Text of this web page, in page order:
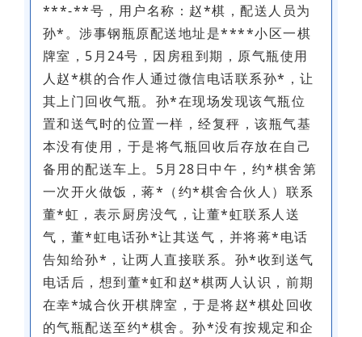
***-**号，用户名称：赵*棋，配送人员为
孙*。涉事钢瓶原配送地址是****小区一棋
牌室，5月24号，因房租到期，原气瓶使用
人赵*棋的合作人通过微信电话联系孙*，让
其上门回收气瓶。孙*在现场发现该气瓶位
置和送气时的位置一样，经复秤，该瓶气基
本没有使用，于是将气瓶回收后存放在自己
备用的配送车上。5月28日中午，约*棋舍第
一次开火做饭，蒋*（约*棋舍合伙人）联系
董*虹，表示厨房没气，让董*虹联系人送
气，董*虹电话孙*让其送气，并将蒋*电话
告知给孙*，让两人直接联系。孙*收到送气
电话后，想到董*虹和赵*棋两人认识，前期
在幸*城合伙开棋牌室，于是将赵*棋处回收
的气瓶配送至约*棋舍。孙*没有按规定和企